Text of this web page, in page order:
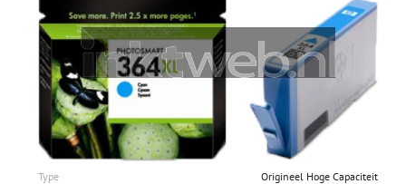
Type
Origineel Hoge Capaciteit